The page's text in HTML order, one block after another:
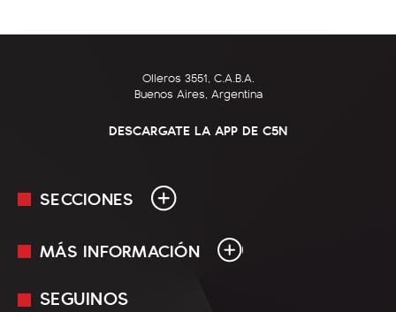
Olleros 3551, C.A.B.A.
Buenos Aires, Argentina
DESCARGATE LA APP DE C5N
SECCIONES
En Vivo
MÁS INFORMACIÓN
Mediakit
SEGUINOS